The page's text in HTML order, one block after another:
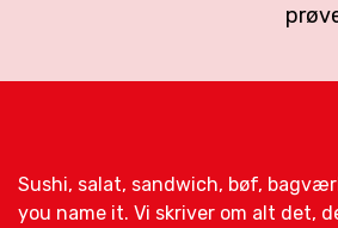
Sushi, salat, sandwich, bøf,
you name it. Vi skriver om alt det,